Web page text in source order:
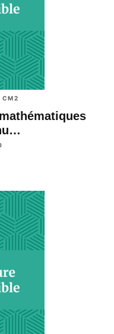
CM2